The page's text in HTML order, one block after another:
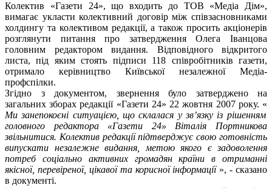
Колектив «Газети 24», що входить до ТОВ «Медіа Дім»,
вимагає укласти колективний договір між співзасновниками
холдингу та колективом редакції, а також просить акціонерів
розглянути питання про затвердження Олега Іванцова
головним редактором видання. Відповідного відкритого
листа, під яким стоять підписи 118 співробітників газети,
отримало керівництво Київської незалежної Медіа-
профспілки.
Згідно з документом, звернення було затверджено на
загальних зборах редакції «Газети 24» 22 жовтня 2007 року. «
Ми занепокоєні ситуацією, що склалася у зв’язку із рішенням
головного редактора «Газети 24» Віталія Портникова
звільнитися. Колектив редакції підтверджує свою готовність
випускати незалежне видання, метою якого є задоволення
потреб соціально активних громадян країни в отриманні
якісної, перевіреної, цікавої та корисної інформації», - сказано
в документі.